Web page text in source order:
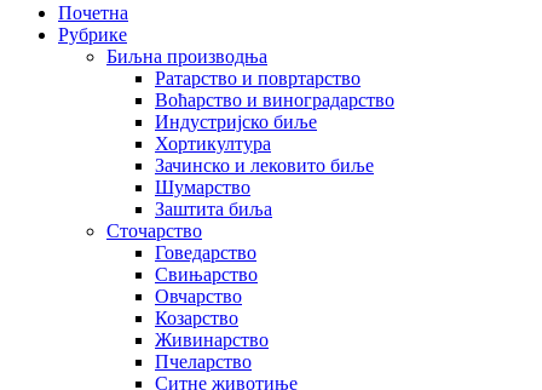
Почетна
Рубрике
Биљна производња
Ратарство и повртарство
Воћарство и виноградарство
Индустријско биље
Хортикултура
Зачинско и лековито биље
Шумарство
Заштита биља
Сточарство
Говедарство
Свињарство
Овчарство
Козарство
Живинарство
Пчеларство
Ситне животиње